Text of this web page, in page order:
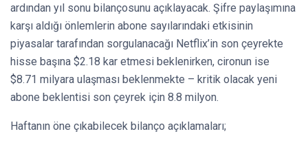
ardından yıl sonu bilançosunu açıklayacak. Şifre paylaşımına
karşı aldığı önlemlerin abone sayılarındaki etkisinin
piyasalar tarafından sorgulanacağı Netflix’in son çeyrekte
hisse başına $2.18 kar etmesi beklenirken, cironun ise
$8.71 milyara ulaşması beklenmekte – kritik olacak yeni
abone beklentisi son çeyrek için 8.8 milyon.
Haftanın öne çıkabilecek bilanço açıklamaları;